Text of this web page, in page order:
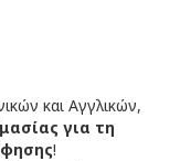
και Αγγλικών,
για τη
!